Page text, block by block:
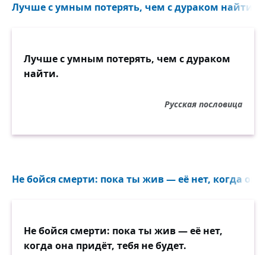
Лучше с умным потерять, чем с дураком найти...
Лучше с умным потерять, чем с дураком
найти.
Русская пословица
Не бойся смерти: пока ты жив — её нет, когда она
Не бойся смерти: пока ты жив — её нет,
когда она придёт, тебя не будет.